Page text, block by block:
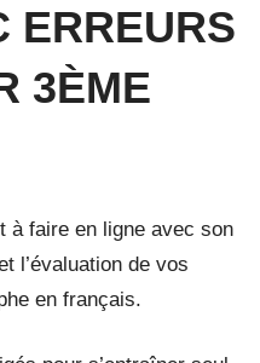
ERREURS
3ÈME
à faire en ligne avec son
l’évaluation de vos
en français.